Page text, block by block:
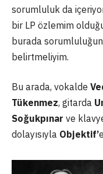
sorumluluk da
bir LP özlemim
burada
belirtmeliyim.
Bu arada, vokalde
Tükenmez, gitarda
Soğukpınar ve
dolayısıyla Objektif’